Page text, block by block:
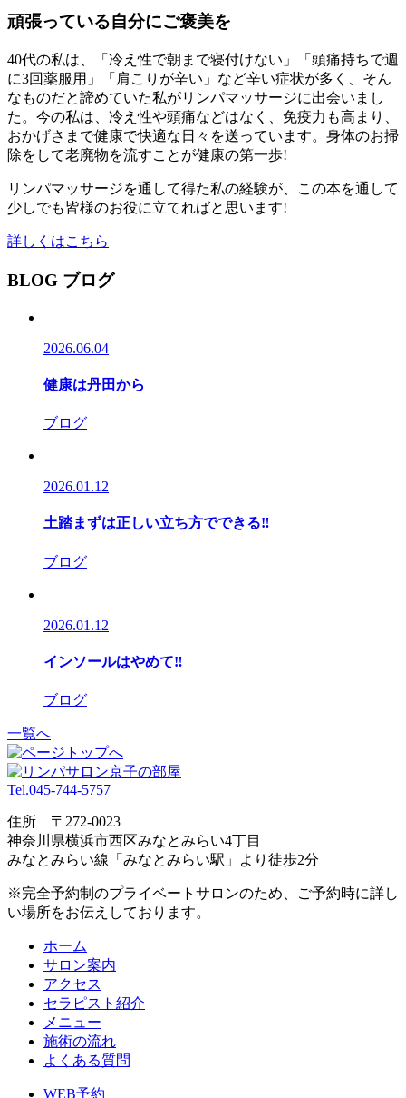
頑張っている自分にご褒美を
40代の私は、「冷え性で朝まで寝付けない」「頭痛持ちで週
に3回薬服用」「肩こりが辛い」など辛い症状が多く、そん
なものだと諦めていた私がリンパマッサージに出会いまし
た。今の私は、冷え性や頭痛などはなく、免疫力も高まり、
おかげさまで健康で快適な日々を送っています。身体のお掃
除をして老廃物を流すことが健康の第一歩!
リンパマッサージを通して得た私の経験が、この本を通して
少しでも皆様のお役に立てればと思います!
詳しくはこちら
BLOG ブログ
2026.06.04
健康は丹田から
ブログ
2026.01.12
土踏まずは正しい立ち方でできる‼
ブログ
2026.01.12
インソールはやめて‼
ブログ
一覧へ
Tel.045-744-5757
住所 〒272-0023
神奈川県横浜市⻄区みなとみらい4丁目
みなとみらい線「みなとみらい駅」より徒歩2分
※完全予約制のプライベートサロンのため、ご予約時に詳し
い場所をお伝えしております。
ホーム
サロン案内
アクセス
セラピスト紹介
メニュー
施術の流れ
よくある質問
WEB予約